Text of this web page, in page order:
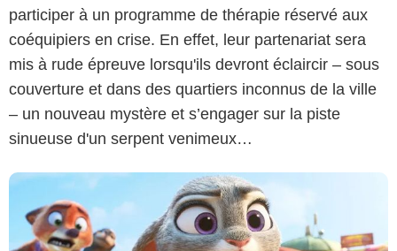
participer à un programme de thérapie réservé aux
coéquipiers en crise. En effet, leur partenariat sera
mis à rude épreuve lorsqu'ils devront éclaircir – sous
couverture et dans des quartiers inconnus de la ville
– un nouveau mystère et s’engager sur la piste
sinueuse d'un serpent venimeux…